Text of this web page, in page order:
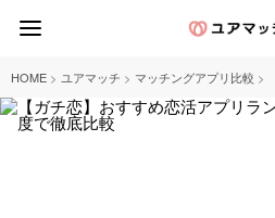
HOME > ユアマッチ > マッチングアプリ比較 >